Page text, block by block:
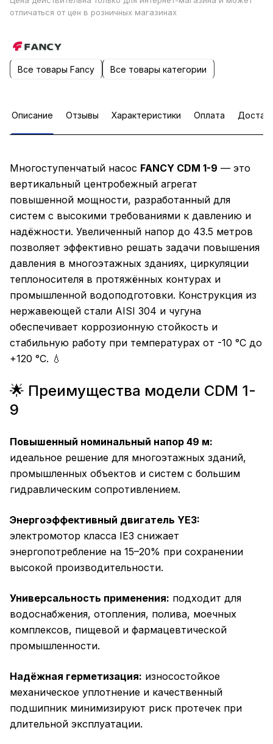
отличаться от цен в розничных магазинах
Все товары Fancy Все товары категории
Описание Отзывы Характеристики Оплата
Многоступенчатый насос FANCY CDM 1-9 — это
вертикальный центробежный агрегат
повышенной мощности, разработанный для
систем с высокими требованиями к давлению и
надёжности. Увеличенный напор до 43.5 метров
позволяет эффективно решать задачи повышения
давления в многоэтажных зданиях, циркуляции
теплоносителя в протяжённых контурах и
промышленной водоподготовки. Конструкция из
нержавеющей стали AISI 304 и чугуна
обеспечивает коррозионную стойкость и
стабильную работу при температурах от -10 °C до
+120 °C. 💧
🌟 Преимущества модели CDM 1-
9
Повышенный номинальный напор 49 м:
идеальное решение для многоэтажных зданий,
промышленных объектов и систем с большим
гидравлическим сопротивлением.
Энергоэффективный двигатель YE3:
электромотор класса IE3 снижает
энергопотребление на 15–20% при сохранении
высокой производительности.
Универсальность применения: подходит для
водоснабжения, отопления, полива, моечных
комплексов, пищевой и фармацевтической
промышленности.
Надёжная герметизация: износостойкое
механическое уплотнение и качественный
подшипник минимизируют риск протечек при
длительной эксплуатации.